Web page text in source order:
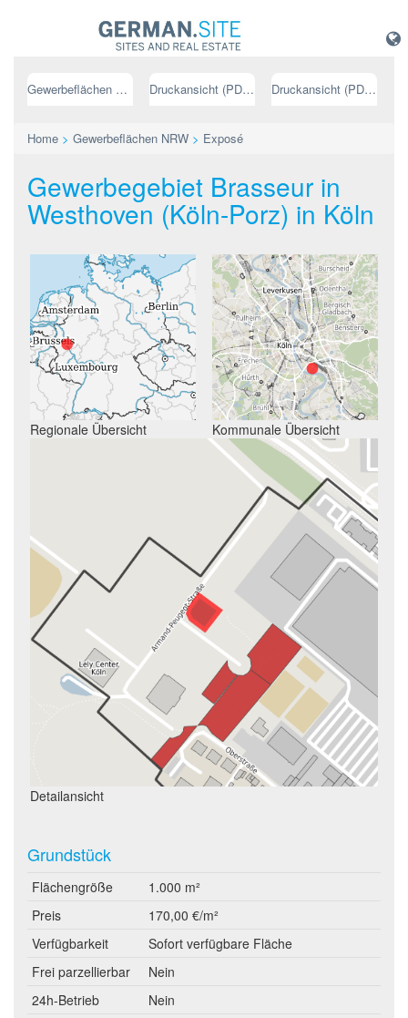
Gewerbeflächen NRW Druckansicht (PDF) // deutsch Druckansicht (PDF) // englisch
Home > Gewerbeflächen NRW > Exposé
Gewerbegebiet Brasseur in
Westhoven (Köln-Porz) in Köln
Regionale Übersicht Kommunale Übersicht
Detailansicht
Grundstück
Flächengröße
1.000 m²
Preis
170,00 €/m²
Verfügbarkeit
Sofort verfügbare Fläche
Frei parzellierbar
Nein
24h-Betrieb
Nein